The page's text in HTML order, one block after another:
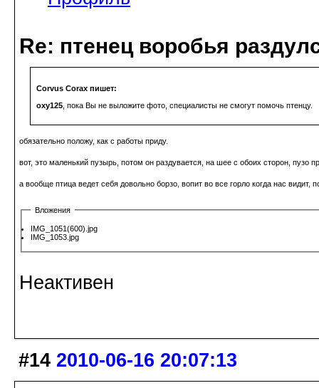
Re: птенец воробья
Corvus Corax пишет:
oxy125 , пока Вы не выложите фото, специалисты не смогут помочь птенцу.
обязательно положу, как с работы приду.
вот, это маленький пузырь, потом он раздувается, на шее с обоих сторон, пузо
а вообще птица ведет себя довольно борзо, вопит во все горло когда нас видит,
Вложения
IMG_1051(600).jpg
IMG_1053.jpg
Неактивен
#14 2010-06-16 20:07:13